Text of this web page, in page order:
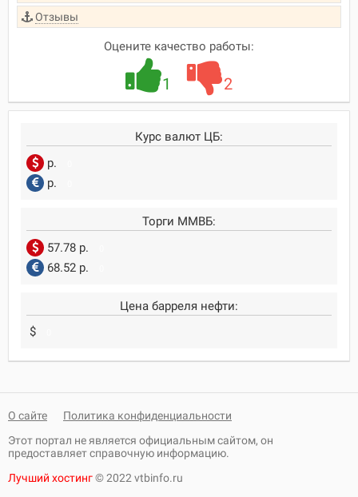
Отзывы
Оцените качество работы:
1 2
Курс валют ЦБ:
р.
р.
Торги ММВБ:
57.78 р.
68.52 р.
Цена барреля нефти:
$
О сайте
Политика конфиденциальности
Этот портал не является официальным сайтом, он
предоставляет справочную информацию.
Лучший хостинг© 2022 vtbinfo.ru